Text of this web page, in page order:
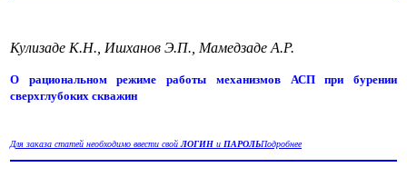
Кулизаде К.Н., Ишханов Э.П., Мамедзаде А.Р.
О рациональном режиме работы механизмов АСП при бурении
сверхглубоких скважин
Для заказа статей необходимо ввести свойЛОГИН и ПАРОЛЬПодробнее